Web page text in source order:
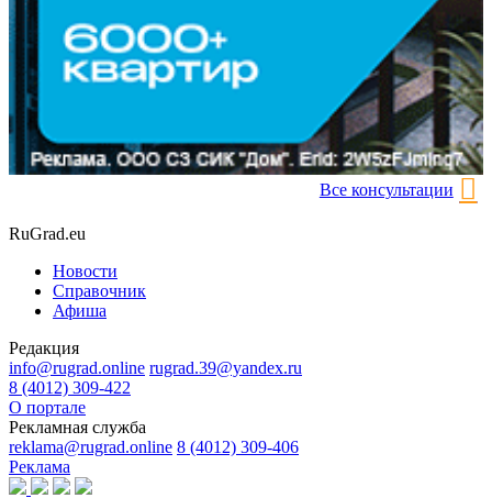
Все консультации
RuGrad.eu
Новости
Справочник
Афиша
Редакция
info@rugrad.online rugrad.39@yandex.ru
8 (4012) 309-422
О портале
Рекламная служба
reklama@rugrad.online 8 (4012) 309-406
Реклама